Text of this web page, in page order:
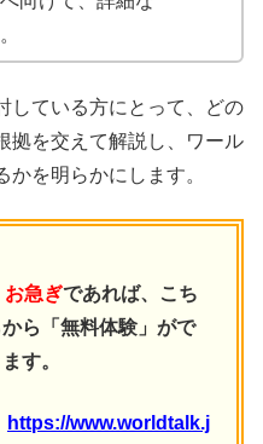
している方にとって、どの
拠を交えて解説し、ワール
かを明らかにします。
お急ぎであれば、こち
から「無料体験」がで
す。
https://www.worldtalk.j